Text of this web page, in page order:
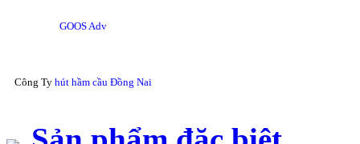
GOOS Adv
Công Ty hút hầm cầu Đồng Nai